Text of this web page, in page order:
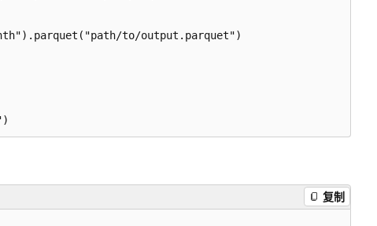
to/output.parquet")
复制